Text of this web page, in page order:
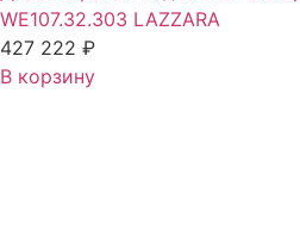
WE107.32.303 LAZZARA
427 222 ₽
В корзину